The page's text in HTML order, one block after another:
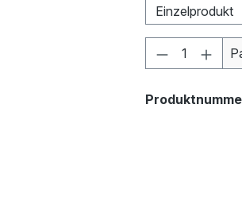
Einzelprodukt
Produkt